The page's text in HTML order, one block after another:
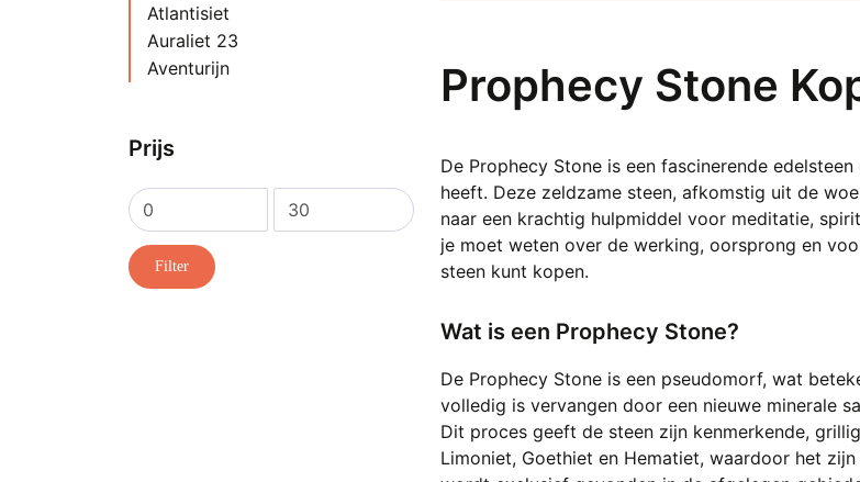
Atlantisiet
Auraliet 23
Aventurijn
Azuriet met Malachiet
Barnsteen
Bergkristal
Bèta Kwarts Kristal
Blauwe Kersenbloesem Agaat
Prijs
Min.
prijs
Max.
prijs
Filter
variaties.
Deze
gekozen
worden
op
de
productpagina
Prophecy Stone
De Prophecy Stone is een fascinerende
heeft. Deze zeldzame steen, afkomstig uit de
naar een krachtig hulpmiddel voor meditatie,
je moet weten over de werking, oorsprong en
steen kunt kopen.
Wat is een Prophecy Stone?
De Prophecy Stone is een pseudomorf, wat
volledig is vervangen door een nieuwe minerale
Dit proces geeft de steen zijn kenmerkende,
Limoniet, Goethiet en Hematiet, waardoor het